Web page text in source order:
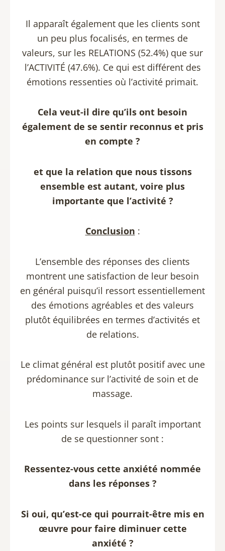
Il apparaît également que les clients sont
un peu plus focalisés, en termes de
valeurs, sur les RELATIONS (52.4%) que sur
l’ACTIVITÉ (47.6%). Ce qui est différent des
émotions ressenties où l’activité primait.
Cela veut-il dire qu’ils ont besoin
également de se sentir reconnus et pris
en compte ?
et que la relation que nous tissons
ensemble est autant, voire plus
importante que l’activité ?
Conclusion :
L’ensemble des réponses des clients
montrent une satisfaction de leur besoin
en général puisqu’il ressort essentiellement
des émotions agréables et des valeurs
plutôt équilibrées en termes d’activités et
de relations.
Le climat général est plutôt positif avec une
prédominance sur l’activité de soin et de
massage.
Les points sur lesquels il paraît important
de se questionner sont :
Ressentez-vous cette anxiété nommée
dans les réponses ?
Si oui, qu’est-ce qui pourrait-être mis en
œuvre pour faire diminuer cette
anxiété ?